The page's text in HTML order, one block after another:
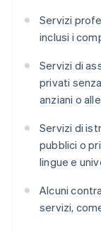
Servizi
inclusi i
Servizi di
privati
anziani o
Servizi di
pubblici o
lingue e
Alcuni
servizi,